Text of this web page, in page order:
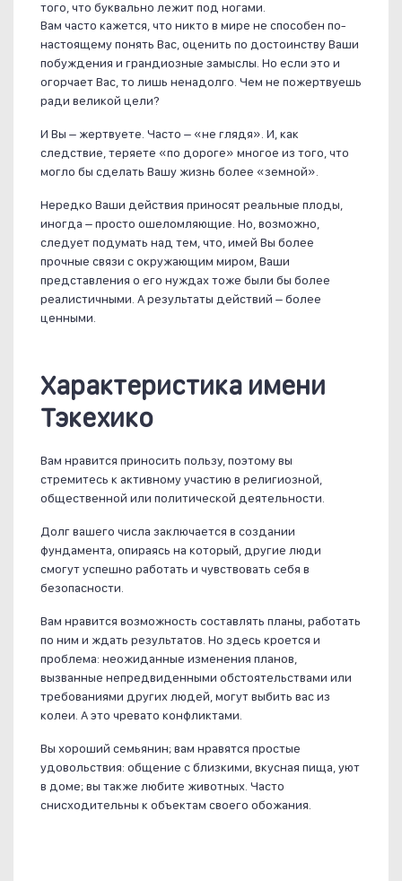
того, что буквально лежит под ногами.
Вам часто кажется, что никто в мире не способен по-
настоящему понять Вас, оценить по достоинству Ваши
побуждения и грандиозные замыслы. Но если это и
огорчает Вас, то лишь ненадолго. Чем не пожертвуешь
ради великой цели?
И Вы – жертвуете. Часто – «не глядя». И, как
следствие, теряете «по дороге» многое из того, что
могло бы сделать Вашу жизнь более «земной».
Нередко Ваши действия приносят реальные плоды,
иногда – просто ошеломляющие. Но, возможно,
следует подумать над тем, что, имей Вы более
прочные связи с окружающим миром, Ваши
представления о его нуждах тоже были бы более
реалистичными. А результаты действий – более
ценными.
Характеристика имени
Тэкехико
Вам нравится приносить пользу, поэтому вы
стремитесь к активному участию в религиозной,
общественной или политической деятельности.
Долг вашего числа заключается в создании
фундамента, опираясь на который, другие люди
смогут успешно работать и чувствовать себя в
безопасности.
Вам нравится возможность составлять планы, работать
по ним и ждать результатов. Но здесь кроется и
проблема: неожиданные изменения планов,
вызванные непредвиденными обстоятельствами или
требованиями других людей, могут выбить вас из
колеи. А это чревато конфликтами.
Вы хороший семьянин; вам нравятся простые
удовольствия: общение с близкими, вкусная пища, уют
в доме; вы также любите животных. Часто
снисходительны к объектам своего обожания.